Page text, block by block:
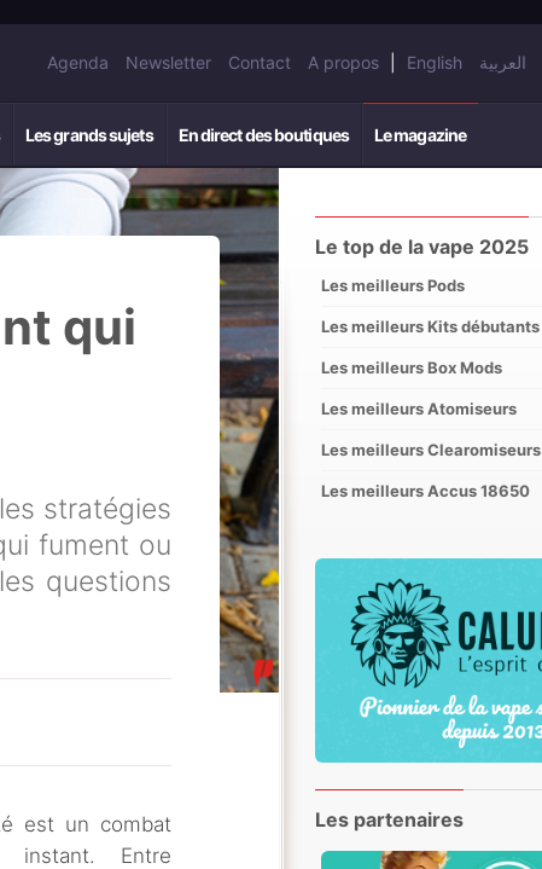
Agenda Newsletter Contact A propos English العربية
Les grands sujets En direct des boutiques Le magazine
qui
stratégies
fument ou
questions
est un combat
instant. Entre
Le top de la vape 2025
Les meilleurs Pods
Les meilleurs Kits débutants
Les meilleurs Box Mods
Les meilleurs Atomiseurs
Les meilleurs Clearomiseurs
Les meilleurs Accus 18650
Les partenaires